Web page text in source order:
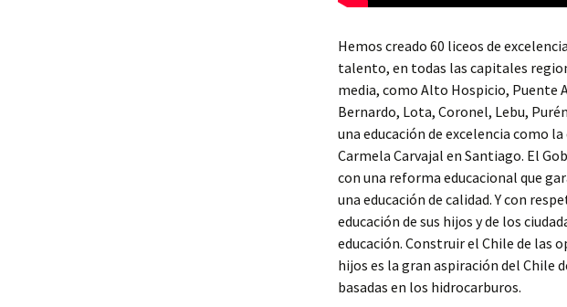
Hemos creado 60 liceos de
talento, en todas las capitales
media, como Alto Hospicio, Puente
Bernardo, Lota, Coronel, Lebu,
una educación de excelencia como
Carmela Carvajal en Santiago. El
con una reforma educacional que
una educación de calidad. Y con
educación de sus hijos y de los
educación. Construir el Chile de las
hijos es la gran aspiración del Chile
basadas en los hidrocarburos.